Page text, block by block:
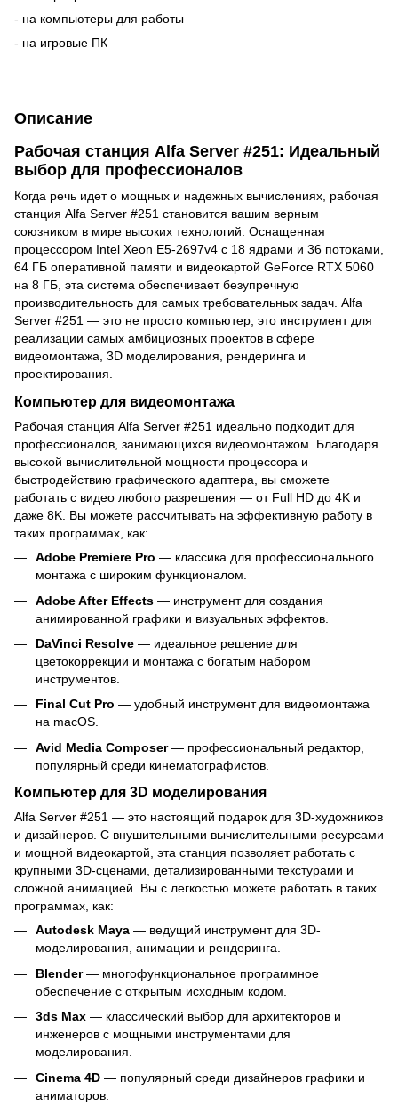
- на компьютеры для работы
- на игровые ПК
Описание
Рабочая станция Alfa Server #251: Идеальный
выбор для профессионалов
Когда речь идет о мощных и надежных вычислениях, рабочая
станция Alfa Server #251 становится вашим верным
союзником в мире высоких технологий. Оснащенная
процессором Intel Xeon E5-2697v4 с 18 ядрами и 36 потоками,
64 ГБ оперативной памяти и видеокартой GeForce RTX 5060
на 8 ГБ, эта система обеспечивает безупречную
производительность для самых требовательных задач. Alfa
Server #251 — это не просто компьютер, это инструмент для
реализации самых амбициозных проектов в сфере
видеомонтажа, 3D моделирования, рендеринга и
проектирования.
Компьютер для видеомонтажа
Рабочая станция Alfa Server #251 идеально подходит для
профессионалов, занимающихся видеомонтажом. Благодаря
высокой вычислительной мощности процессора и
быстродействию графического адаптера, вы сможете
работать с видео любого разрешения — от Full HD до 4K и
даже 8K. Вы можете рассчитывать на эффективную работу в
таких программах, как:
Adobe Premiere Pro — классика для профессионального
монтажа с широким функционалом.
Adobe After Effects — инструмент для создания
анимированной графики и визуальных эффектов.
DaVinci Resolve — идеальное решение для
цветокоррекции и монтажа с богатым набором
инструментов.
Final Cut Pro — удобный инструмент для видеомонтажа
на macOS.
Avid Media Composer— профессиональный редактор,
популярный среди кинематографистов.
Компьютер для 3D моделирования
Alfa Server #251 — это настоящий подарок для 3D-художников
и дизайнеров. С внушительными вычислительными ресурсами
и мощной видеокартой, эта станция позволяет работать с
крупными 3D-сценами, детализированными текстурами и
сложной анимацией. Вы с легкостью можете работать в таких
программах, как:
Autodesk Maya — ведущий инструмент для 3D-
моделирования, анимации и рендеринга.
Blender— многофункциональное программное
обеспечение с открытым исходным кодом.
3ds Max — классический выбор для архитекторов и
инженеров с мощными инструментами для
моделирования.
Cinema 4D — популярный среди дизайнеров графики и
аниматоров.